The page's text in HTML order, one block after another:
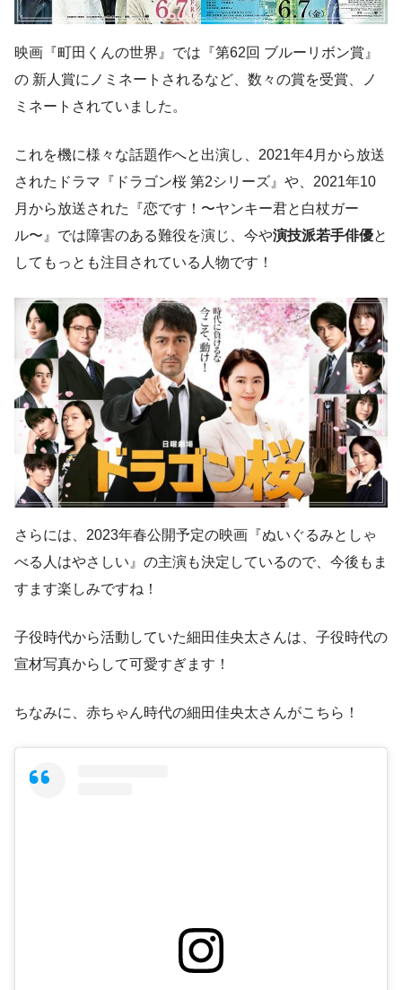
映画『町田くんの世界』では『第62回 ブルーリボン賞』
の 新人賞にノミネートされるなど、数々の賞を受賞、ノ
ミネートされていました。
これを機に様々な話題作へと出演し、2021年4月から放送
されたドラマ『ドラゴン桜 第2シリーズ』や、2021年10
月から放送された『恋です！〜ヤンキー君と白杖ガー
ル〜』では障害のある難役を演じ、今や演技派若手俳優と
してもっとも注目されている人物です！
さらには、2023年春公開予定の映画『ぬいぐるみとしゃ
べる人はやさしい』の主演も決定しているので、今後もま
すます楽しみですね！
子役時代から活動していた細田佳央太さんは、子役時代の
宣材写真からして可愛すぎます！
ちなみに、赤ちゃん時代の細田佳央太さんがこちら！